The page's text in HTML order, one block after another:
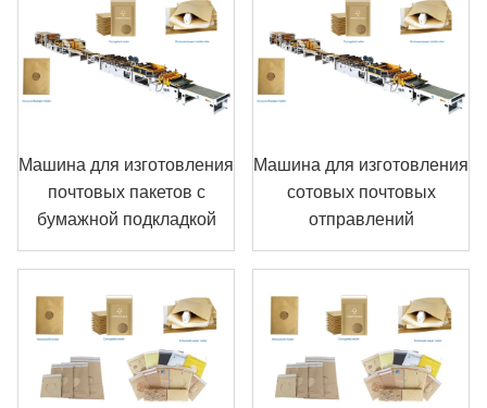
Машина для изготовления
почтовых пакетов с
бумажной подкладкой
Машина для изготовления
сотовых почтовых
отправлений